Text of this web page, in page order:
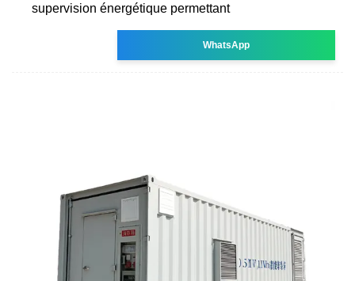
supervision énergétique permettant
WhatsApp